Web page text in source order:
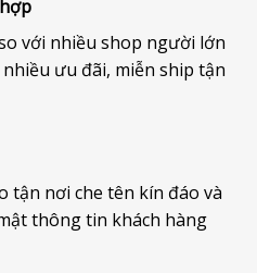
với nhiều shop người lớn
ưu đãi, miễn ship tận
tận nơi che tên kín đáo và
thông tin khách hàng